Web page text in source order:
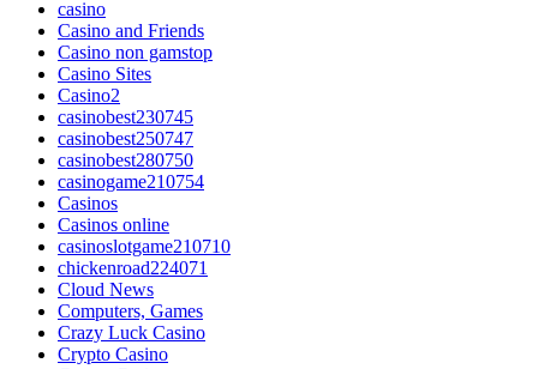
casino
Casino and Friends
Casino non gamstop
Casino Sites
Casino2
casinobest230745
casinobest250747
casinobest280750
casinogame210754
Casinos
Casinos online
casinoslotgame210710
chickenroad224071
Cloud News
Computers, Games
Crazy Luck Casino
Crypto Casino